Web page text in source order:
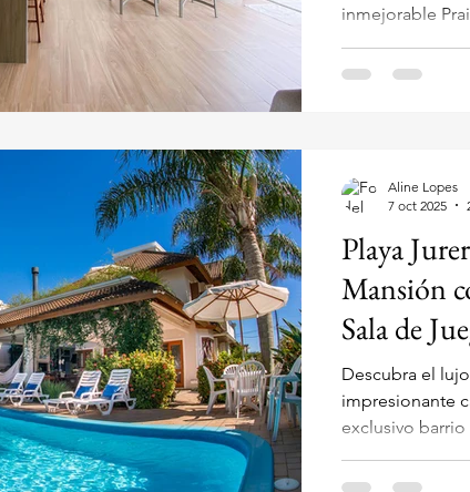
inmejorable
una excelente
200m del Mar
Playa
Mansión
Sala de
Descubra el
impresionante
exclusivo
mansión de 390 m² se encuentra a solo 300
Aline Lopes
7 oct 2025